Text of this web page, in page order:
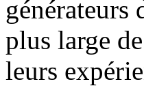
générateurs
plus large
leurs